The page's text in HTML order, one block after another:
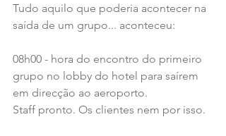
Tudo aquilo que poderia acontecer na
saída de um grupo... aconteceu:
08h00 - hora do encontro do primeiro
grupo no lobby do hotel para saírem
em direcção ao aeroporto.
Staff pronto. Os clientes nem por isso.